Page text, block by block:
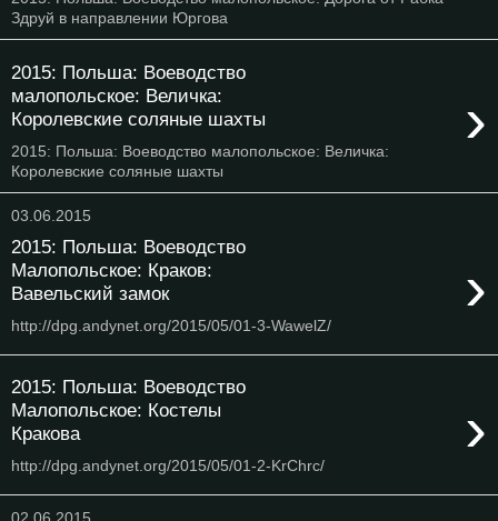
Здруй в направлении Юргова
2015: Польша: Воеводство
малопольское: Величка:
Королевские соляные шахты
›
2015: Польша: Воеводство малопольское: Величка:
Королевские соляные шахты
03.06.2015
2015: Польша: Воеводство
Малопольское: Краков:
Вавельский замок
›
http://dpg.andynet.org/2015/05/01-3-WawelZ/
2015: Польша: Воеводство
Малопольское: Костелы
Кракова
›
http://dpg.andynet.org/2015/05/01-2-KrChrc/